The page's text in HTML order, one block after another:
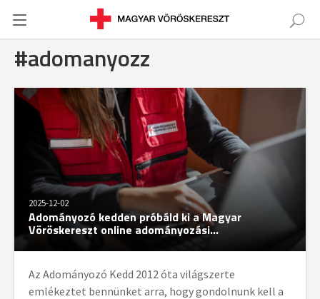
#adomanyozz
2025-12-02
Adományozó kedden próbáld ki a Magyar
Vöröskereszt online adományozási...
Az Adományozó Kedd 2012 óta világszerte
emlékeztet bennünket arra, hogy gondolnunk kell a